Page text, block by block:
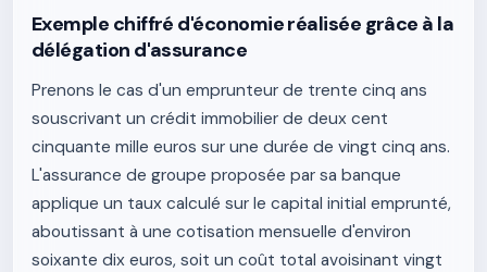
Exemple chiffré d'économie réalisée grâce à la
délégation d'assurance
Prenons le cas d'un emprunteur de trente cinq ans
souscrivant un crédit immobilier de deux cent
cinquante mille euros sur une durée de vingt cinq ans.
L'assurance de groupe proposée par sa banque
applique un taux calculé sur le capital initial emprunté,
aboutissant à une cotisation mensuelle d'environ
soixante dix euros, soit un coût total avoisinant vingt